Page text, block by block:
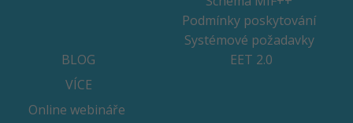
Podmínky poskytování
Systémové požadavky
BLOG
EET 2.0
VÍCE
Online webináře